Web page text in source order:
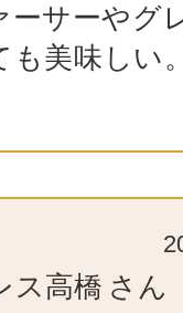
ーサーやグ
も美味しい
ス高橋 さん